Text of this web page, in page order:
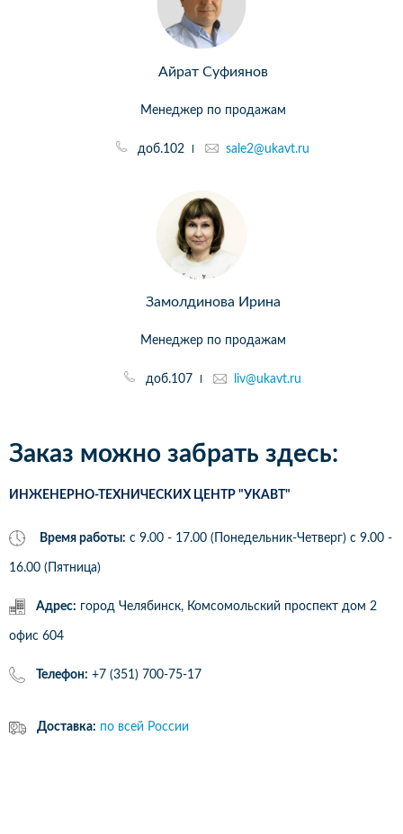
Айрат Суфиянов
Менеджер по продажам
доб.102 sale2@ukavt.ru
Замолдинова Ирина
Менеджер по продажам
доб.107 liv@ukavt.ru
Заказ можно забрать здесь:
ИНЖЕНЕРНО-ТЕХНИЧЕСКИХ ЦЕНТР "УКАВТ"
Время работы: с 9.00 - 17.00 (Понедельник-Четверг) c 9.00 -
16.00 (Пятница)
Адрес: город Челябинск, Комсомольский проспект дом 2
офис 604
Телефон: +7 (351) 700-75-17
Доставка: по всей России